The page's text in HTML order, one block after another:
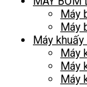
Máy
Máy
Máy
Máy
Máy
Máy